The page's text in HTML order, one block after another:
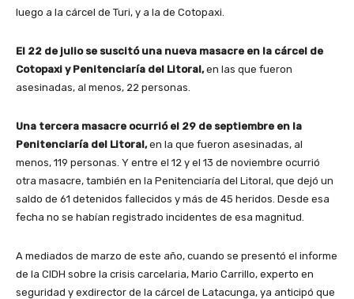
luego a la cárcel de Turi, y a la de Cotopaxi.
El 22 de julio se suscitó una nueva masacre en la cárcel de
Cotopaxi y Penitenciaría del Litoral,en las que fueron
asesinadas, al menos, 22 personas.
Una tercera masacre ocurrió el 29 de septiembre en la
Penitenciaría del Litoral,en la que fueron asesinadas, al
menos, 119 personas. Y entre el 12 y el 13 de noviembre ocurrió
otra masacre, también en la Penitenciaría del Litoral, que dejó un
saldo de 61 detenidos fallecidos y más de 45 heridos. Desde esa
fecha no se habían registrado incidentes de esa magnitud.
A mediados de marzo de este año, cuando se presentó el informe
de la CIDH sobre la crisis carcelaria, Mario Carrillo, experto en
seguridad y exdirector de la cárcel de Latacunga, ya anticipó que